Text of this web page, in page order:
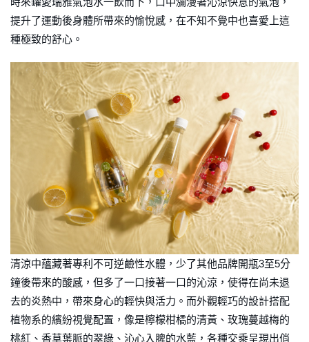
提升了運動後身體所帶來的愉悅感，在不知不覺中也喜愛上這
種極致的舒心。
清涼中蘊藏著專利不可逆鹼性水體，少了其他品牌開瓶3至5分
鐘後帶來的酸感，但多了一口接著一口的沁涼，使得在尚未退
去的炎熱中，帶來身心的輕快與活力。而外觀輕巧的設計搭配
植物系的繽紛視覺配置，像是檸檬柑橘的清黃、玫瑰蔓越梅的
桃紅、香草葉脈的翠綠、沁心入脾的水藍，各種交乘呈現出俏